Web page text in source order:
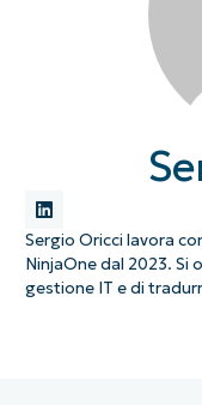
Sergio Oricci lavora
NinjaOne dal 2023. Si
gestione IT e di